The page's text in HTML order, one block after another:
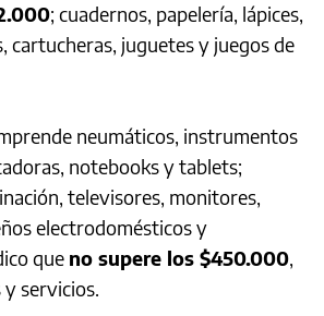
; cuadernos, papelería, lápices,
cartucheras, juguetes y juegos de
neumáticos, instrumentos
notebooks y tablets;
televisores, monitores,
electrodomésticos y
que no supere los $450.000,
servicios.